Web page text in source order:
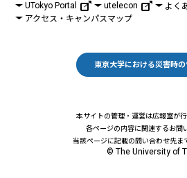
UTokyo Portal
utelecon
よく
アクセス・キャンパスマップ
東京大学における災害時
本サイトの管理・運営は広報室が行
各ページの内容に関連するお問
当該ページに記載の問い合わせ先ま
© The University of